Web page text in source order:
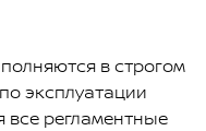
в строгом
эксплуатации
все регламентные